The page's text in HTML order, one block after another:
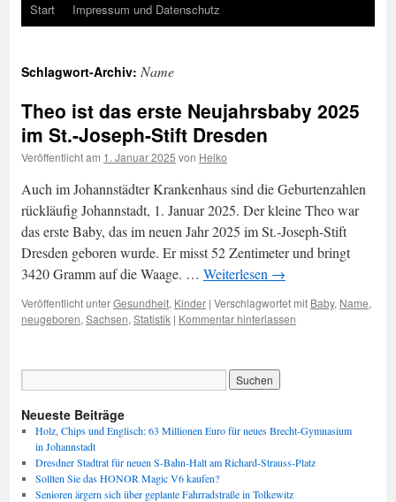
Start Impressum und Datenschutz
Schlagwort-Archiv: Name
Theo ist das erste Neujahrsbaby 2025
im St.-Joseph-Stift Dresden
Veröffentlicht am 1. Januar 2025 von Heiko
Auch im Johannstädter Krankenhaus sind die Geburtenzahlen
rückläufig Johannstadt, 1. Januar 2025. Der kleine Theo war
das erste Baby, das im neuen Jahr 2025 im St.-Joseph-Stift
Dresden geboren wurde. Er misst 52 Zentimeter und bringt
3420 Gramm auf die Waage. … Weiterlesen →
Veröffentlicht unterGesundheit, Kinder | Verschlagwortet mit Baby, Name,
neugeboren, Sachsen, Statistik | Kommentar hinterlassen
Neueste Beiträge
Holz, Chips und Englisch: 63 Millionen Euro für neues Brecht-Gymnasium
in Johannstadt
Dresdner Stadtrat für neuen S-Bahn-Halt am Richard-Strauss-Platz
Sollten Sie das HONOR Magic V6 kaufen?
Senioren ärgern sich über geplante Fahrradstraße in Tolkewitz